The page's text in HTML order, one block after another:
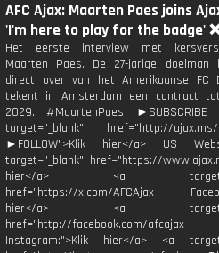
AFC Ajax: Maarten Paes joins
'I'm here to play for the badge'
Het eerste interview met
Maarten Paes. De 27-jarige doelman
direct over van het Amerikaanse FC
tekent in Amsterdam een contract
2029. #MaartenPaes ►SUBSCRIBE
target="_blank" href="http://ajax.ms/
►FOLLOW">Klik hier</a> US
target="_blank" href="https://
hier</a> <a
href="https://x.com/AFCAjax
hier</a> <a
href="http://facebook.com/afcajax
Instagram:">Klik hier</a> <a